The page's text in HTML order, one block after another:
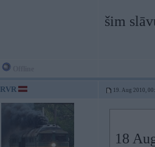
šim
RVR 19. Aug 2010,
18